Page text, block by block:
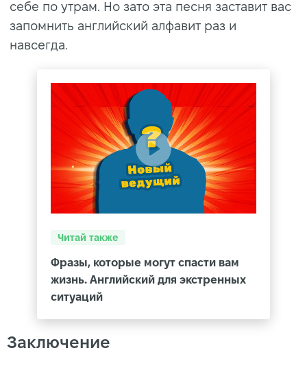
себе по утрам. Но зато эта песня заставит вас
запомнить английский алфавит раз и
навсегда.
Читай также
Фразы, которые могут спасти вам
жизнь. Английский для экстренных
ситуаций
Заключение